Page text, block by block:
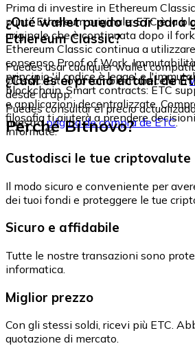
Prima di investire in Ethereum
punti: Ethereum originale: ETC è la
originale che è continuata dopo il
Ethereum Classic continua a
consenso Proof of Work.
principio 'il codice è legge' e
blockchain. Smart contracts: ETC
e applicazioni decentralizzate.
filosofia ti aiuterà a prendere
informate.
¿Qué wallet puedo usar para
Ethereum Classic?
Puedes usar cualquier wallet
Classic. Bitnovo también ofrece una
desde la app.
¿Cuál es el precio actual de
Puedes consultar el precio
nuestrapágina de compra de ETC.
Perché Bitnovo?
Custodisci le tue criptovalute
Il modo sicuro e conveniente per
dei tuoi fondi e proteggere le tue
Sicuro e affidabile
Tutte le nostre transazioni sono
informatica.
Miglior prezzo
Con gli stessi soldi, ricevi più ETC.
quotazione di mercato.